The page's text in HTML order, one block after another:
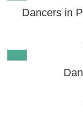
Dancers in